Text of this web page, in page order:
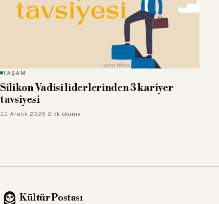
YAŞAM
Silikon Vadisi liderlerinden 3 kariyer
tavsiyesi
11 Aralık 2025· 2 dk okuma
Kültür Postası